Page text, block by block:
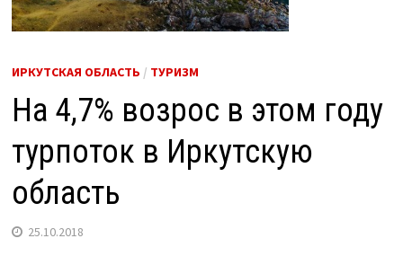
ИРКУТСКАЯ ОБЛАСТЬ / ТУРИЗМ
На 4,7% возрос в этом году
турпоток в Иркутскую
область
25.10.2018